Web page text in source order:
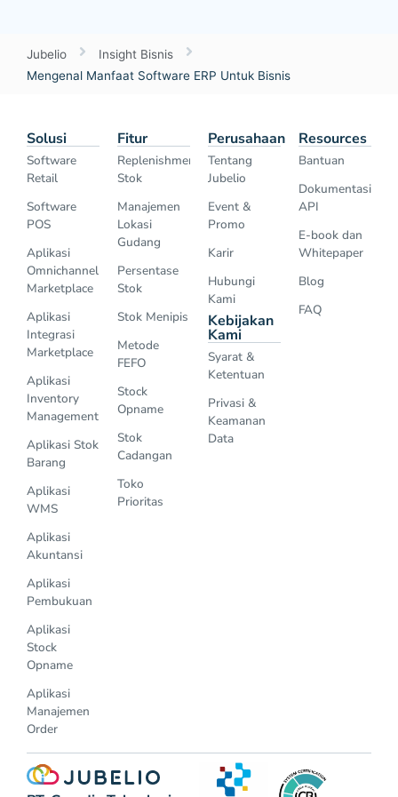
Jubelio
Insight Bisnis
Mengenal Manfaat Software ERP Untuk Bisnis
Solusi
Software
Retail
Software
POS
Aplikasi
Omnichannel
Marketplace
Aplikasi
Integrasi
Marketplace
Aplikasi
Inventory
Management
Aplikasi Stok
Barang
Aplikasi
WMS
Aplikasi
Akuntansi
Aplikasi
Pembukuan
Aplikasi
Stock
Opname
Aplikasi
Manajemen
Order
Fitur
Replenishment
Stok
Manajemen
Lokasi
Gudang
Persentase
Stok
Stok Menipis
Metode
FEFO
Stock
Opname
Stok
Cadangan
Toko
Prioritas
Perusahaan
Tentang
Jubelio
Event &
Promo
Karir
Hubungi
Kami
Kebijakan
Kami
Syarat &
Ketentuan
Privasi &
Keamanan
Data
Resources
Bantuan
Dokumentasi
API
E-book dan
Whitepaper
Blog
FAQ